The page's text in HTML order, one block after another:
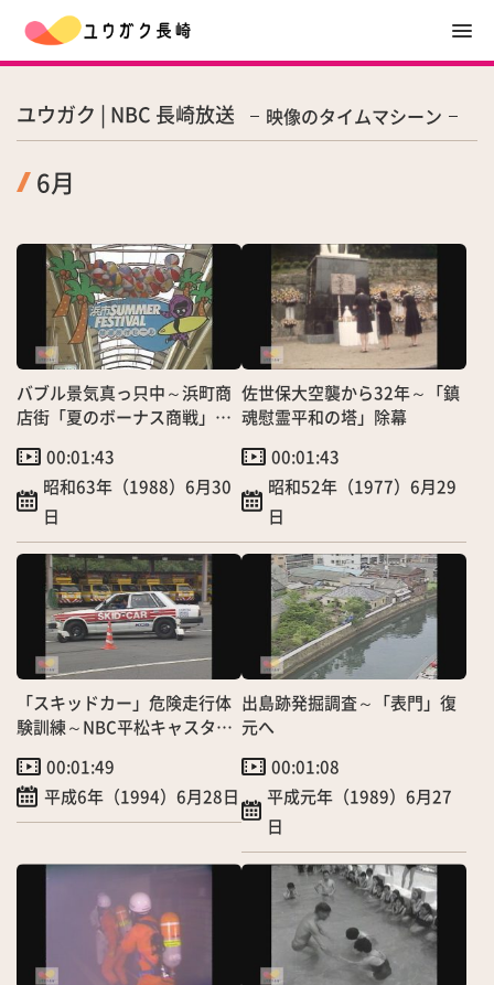
ユウガク | NBC 長崎放送 映像のタイムマシーン
6月
バブル景気真っ只中～浜町商
店街「夏のボーナス商戦」大
00:01:43
昭和63年（1988）6月30
日
佐世保大空襲から32年～「鎮
魂慰霊平和の塔」除幕
00:01:43
昭和52年（1977）6月29
日
「スキッドカー」危険走行体
験訓練～NBC平松キャスター
00:01:49
平成6年（1994）6月28日
出島跡発掘調査～「表門」復
元へ
00:01:08
平成元年（1989）6月27
日